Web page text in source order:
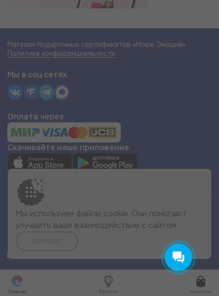
Магазин подарочных сертификатов «Море Эмоций»
Политика конфиденциальности
Мы в соц сетях
Оплата через
Скачивайте наше приложение
Мы используем файлы cookie. Они помогают
улучшить ваше взаимодействие с сайтом.
Главная Каталог Корзина